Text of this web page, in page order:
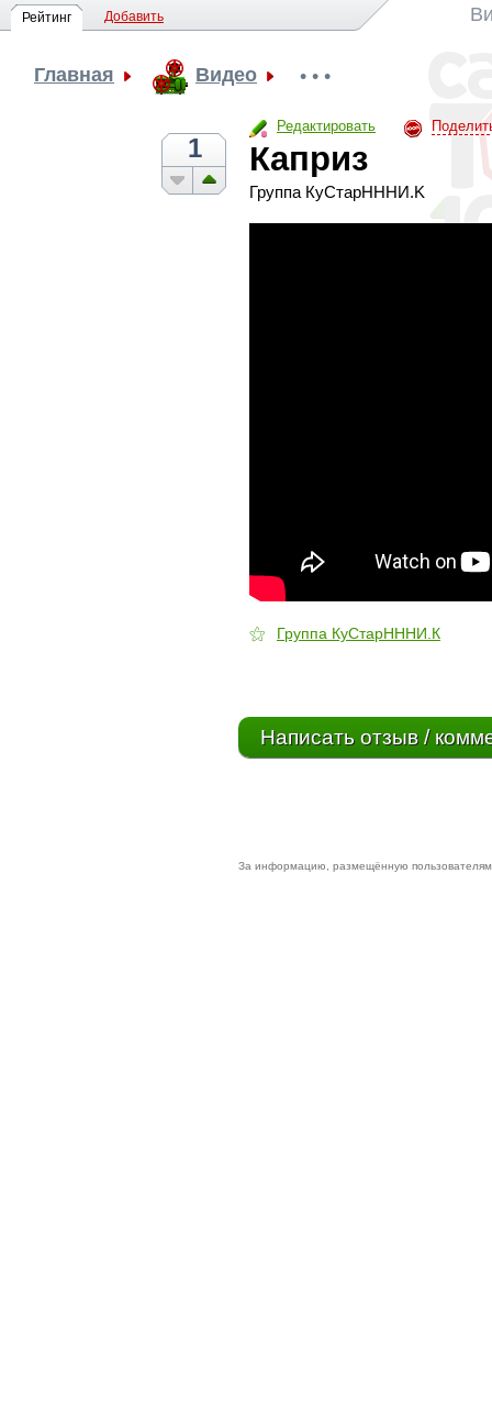
Рейтинг Добавить
Главная Видео • • •
Редактировать
1 Каприз
Группа КуСтарНННИ.K
⚝ Группа КуСтарНННИ.К
Написать отзыв /
За информацию, размещённую